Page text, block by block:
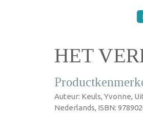
HET
Auteur: Keuls, Yvonne,
Nederlands, ISBN: